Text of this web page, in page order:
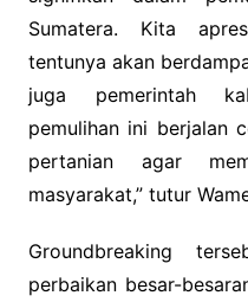
Sumatera. Kita
tentunya akan
juga pemerintah
pemulihan ini berjalan
pertanian agar
masyarakat,” tutur
Groundbreaking
perbaikan besar-